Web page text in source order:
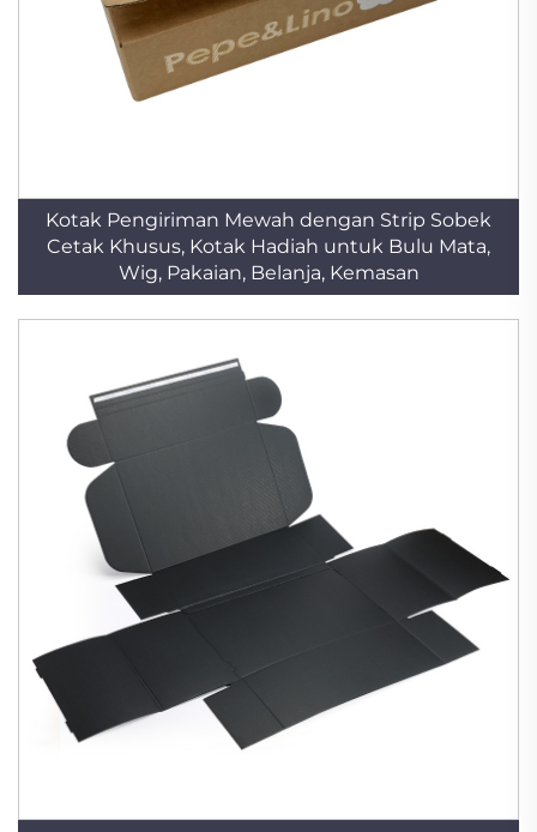
Kotak Pengiriman Mewah dengan Strip Sobek
Cetak Khusus, Kotak Hadiah untuk Bulu Mata,
Wig, Pakaian, Belanja, Kemasan